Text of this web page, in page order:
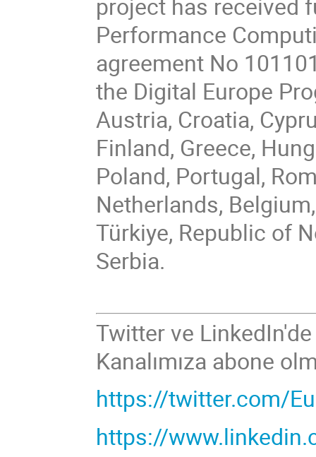
project has received
Performance
agreement No
the Digital Europe
Austria, Croatia,
Finland, Greece,
Poland, Portugal,
Netherlands,
Türkiye, Republic of
Serbia.
Twitter ve
Kanalımıza abone
https://twitter.com/
https://